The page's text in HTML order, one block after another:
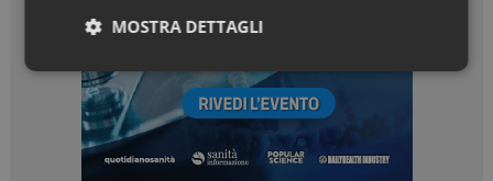
MOSTRA DETTAGLI
Necessari Marketing